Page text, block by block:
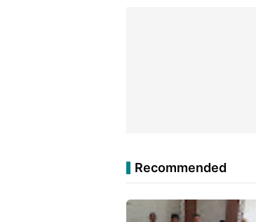
Recommended